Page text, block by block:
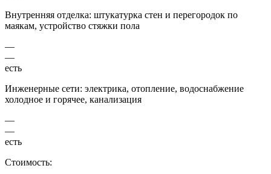
Внутренняя отделка: штукатурка стен и перегородок по
маякам, устройство стяжки пола
—
—
есть
Инженерные сети: электрика, отопление, водоснабжение
холодное и горячее, канализация
—
—
есть
Стоимость: